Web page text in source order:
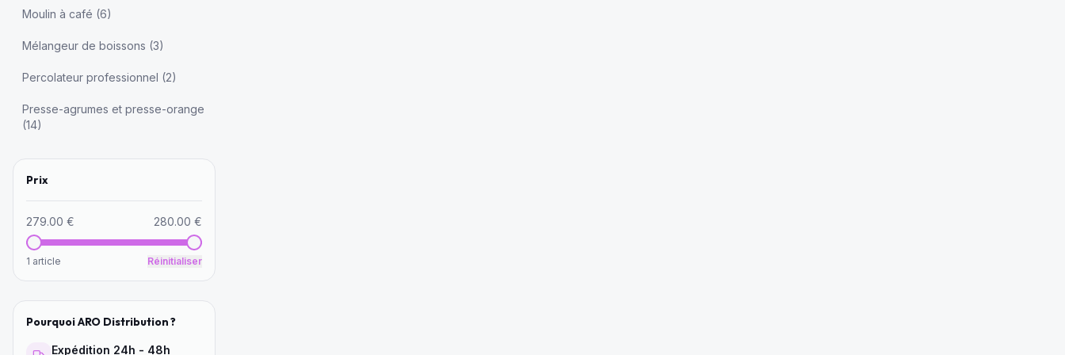
Moulin à café (6)
Mélangeur de boissons (3)
Percolateur professionnel (2)
Presse-agrumes et presse-orange
(14)
Prix
279.00 € 280.00 €
1 article Réinitialiser
Pourquoi ARO Distribution ?
Expédition 24h - 48h